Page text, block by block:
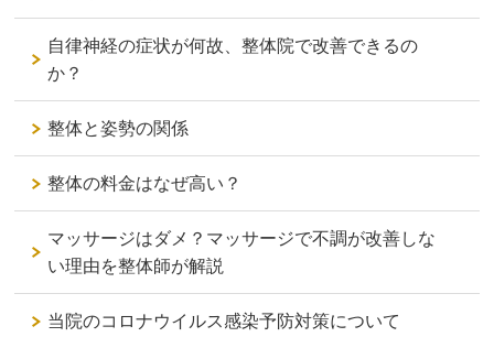
自律神経の症状が何故、整体院で改善できるの
か？
整体と姿勢の関係
整体の料金はなぜ高い？
マッサージはダメ？マッサージで不調が改善しな
い理由を整体師が解説
当院のコロナウイルス感染予防対策について